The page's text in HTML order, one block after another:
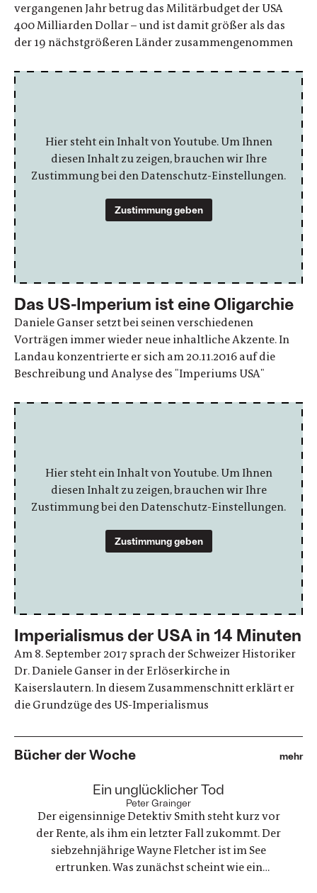
vergangenen Jahr betrug das Militärbudget der USA
400 Milliarden Dollar – und ist damit größer als das
der 19 nächstgrößeren Länder zusammengenommen
Hier steht ein Inhalt von Youtube. Um Ihnen
diesen Inhalt zu zeigen, brauchen wir Ihre
Zustimmung bei den Datenschutz-Einstellungen.
Zustimmung geben
Das US-Imperium ist eine Oligarchie
Daniele Ganser setzt bei seinen verschiedenen
Vorträgen immer wieder neue inhaltliche Akzente. In
Landau konzentrierte er sich am 20.11.2016 auf die
Beschreibung und Analyse des "Imperiums USA"
Hier steht ein Inhalt von Youtube. Um Ihnen
diesen Inhalt zu zeigen, brauchen wir Ihre
Zustimmung bei den Datenschutz-Einstellungen.
Zustimmung geben
Imperialismus der USA in 14 Minuten
Am 8. September 2017 sprach der Schweizer Historiker
Dr. Daniele Ganser in der Erlöserkirche in
Kaiserslautern. In diesem Zusammenschnitt erklärt er
die Grundzüge des US-Imperialismus
Bücher der Woche mehr
Ein unglücklicher Tod
Peter Grainger
Der eigensinnige Detektiv Smith steht kurz vor
der Rente, als ihm ein letzter Fall zukommt. Der
siebzehnjährige Wayne Fletcher ist im See
ertrunken. Was zunächst scheint wie ein